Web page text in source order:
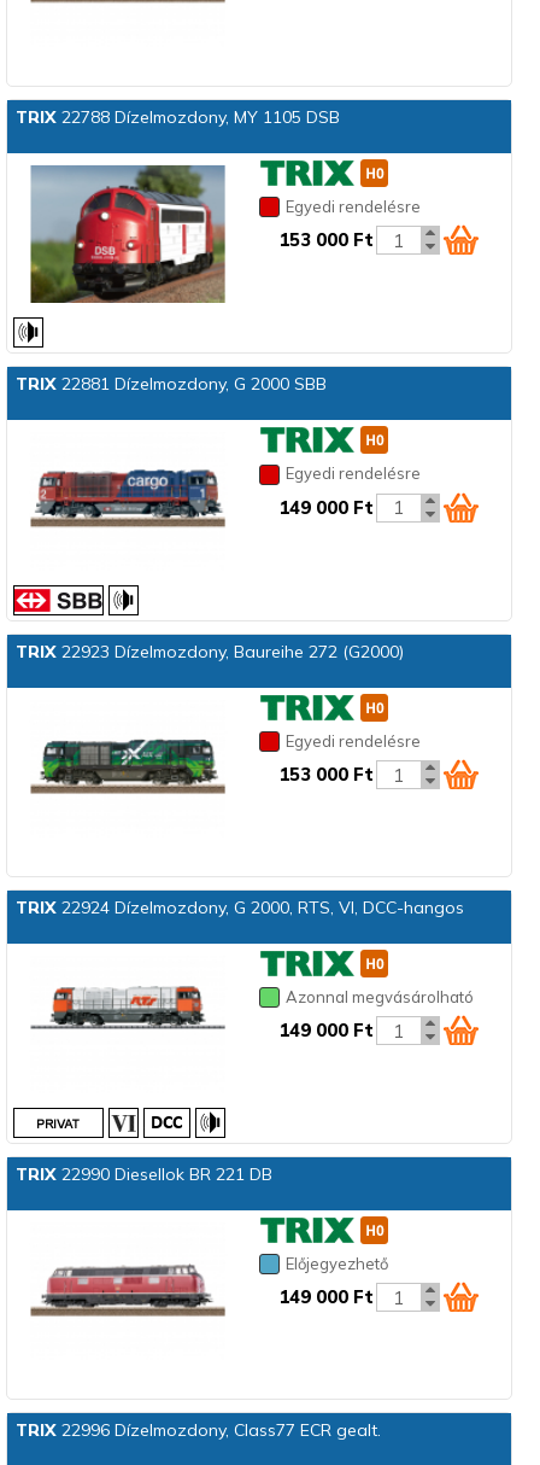
TRIX22788 Dízelmozdony, MY 1105 DSB
Egyedi rendelésre
153 000 Ft
TRIX22881 Dízelmozdony, G 2000 SBB
Egyedi rendelésre
149 000 Ft
TRIX22923 Dízelmozdony, Baureihe 272 (G2000)
Egyedi rendelésre
153 000 Ft
TRIX22924 Dízelmozdony, G 2000, RTS, VI, DCC-hangos
Azonnal megvásárolható
149 000 Ft
TRIX22990 Diesellok BR 221 DB
Előjegyezhető
149 000 Ft
TRIX22996 Dízelmozdony, Class77 ECR gealt.